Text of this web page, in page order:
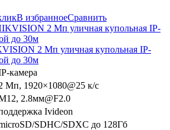
В избранноеСравнить
2 Мп уличная купольная IP-
до 30м
камера
Мп, 1920×1080@25 к/с
2.8мм@F2.0
Ivideon
SDHC/SDXC до 128Гб